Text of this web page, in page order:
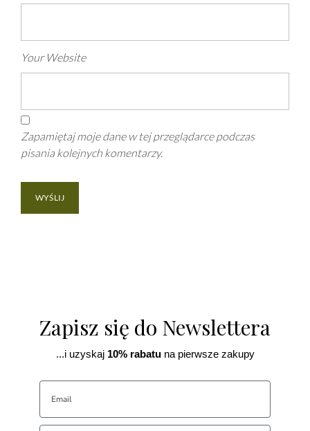
Your Website
Zapamiętaj moje dane w tej przeglądarce podczas
pisania kolejnych komentarzy.
Zapisz się do Newslettera
...i uzyskaj10% rabatuna pierwsze zakupy